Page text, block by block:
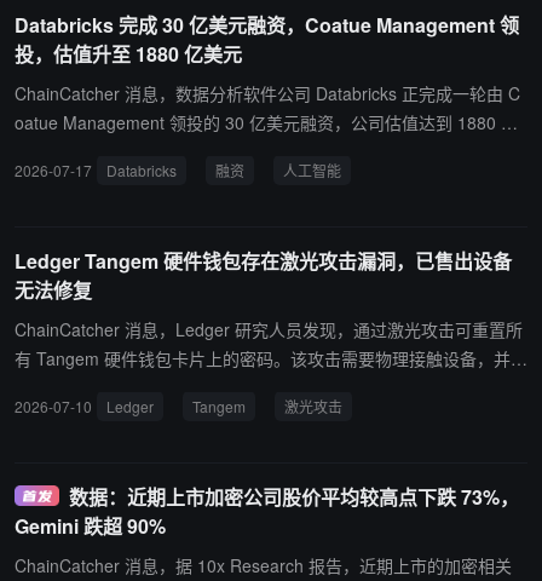
Databricks 完成 30 亿美元融资，Coatue Management 领
投，估值升至 1880 亿美元
ChainCatcher 消息，数据分析软件公司 Databricks 正完成一轮由 C
oatue Management 领投的 30 亿美元融资，公司估值达到 1880 亿
0%。报道指出，人工智能热潮推动了市场对 Databricks 数据分析软
2026-07-17 Databricks 融资 人工智能
Ledger Tangem 硬件钱包存在激光攻击漏洞，已售出设备
无法修复
ChainCatcher 消息，Ledger 研究人员发现，通过激光攻击可重置所
有 Tangem 硬件钱包卡片上的密码。该攻击需要物理接触设备，并需
2026-07-10 Ledger Tangem 激光攻击
数据：近期上市加密公司股价平均较高点下跌 73%，
Gemini 跌超 90%
ChainCatcher 消息，据 10x Research 报告，近期上市的加密相关